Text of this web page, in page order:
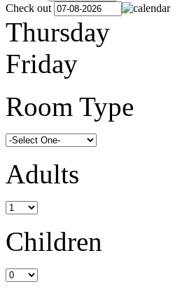
Check out
Thursday
Friday
Room Type
Adults
Children